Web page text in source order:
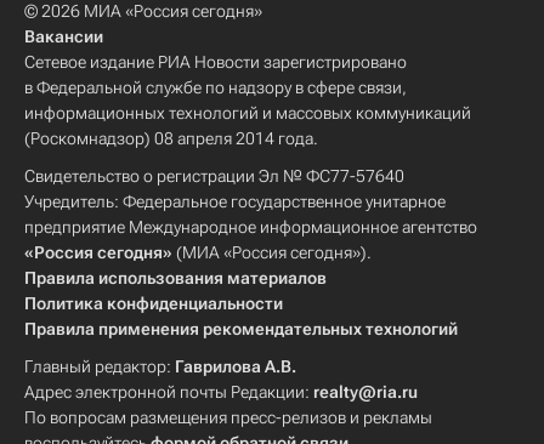
© 2026 МИА «Россия сегодня»
Вакансии
Сетевое издание РИА Новости зарегистрировано
в Федеральной службе по надзору в сфере связи,
информационных технологий и массовых коммуникаций
(Роскомнадзор) 08 апреля 2014 года.
Свидетельство о регистрации Эл № ФС77-57640
Учредитель: Федеральное государственное унитарное
предприятие Международное информационное агентство
«Россия сегодня» (МИА «Россия сегодня»).
Правила использования материалов
Политика конфиденциальности
Правила применения рекомендательных технологий
Главный редактор: Гаврилова А.В.
Адрес электронной почты Редакции: realty@ria.ru
По вопросам размещения пресс-релизов и рекламы